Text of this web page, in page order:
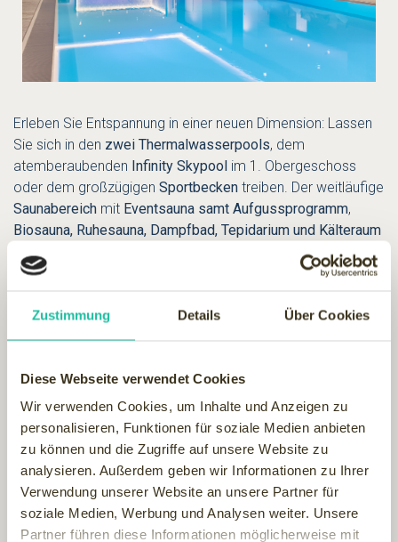
Zustimmung Details Über Cookies
Diese Webseite verwendet Cookies
Wir verwenden Cookies, um Inhalte und Anzeigen zu
personalisieren, Funktionen für soziale Medien anbieten
zu können und die Zugriffe auf unsere Website zu
analysieren. Außerdem geben wir Informationen zu Ihrer
Verwendung unserer Website an unsere Partner für
soziale Medien, Werbung und Analysen weiter. Unsere
Partner führen diese Informationen möglicherweise mit
Erleben Sie Entspannung in einer neuen Dimension: Lassen
Sie sich in den zwei Thermalwasserpools, dem
atemberaubenden Infinity Skypool im 1. Obergeschoss
oder dem großzügigen Sportbecken treiben. Der weitläufige
Saunabereich mit Eventsauna samt Aufgussprogramm,
Biosauna, Ruhesauna, Dampfbad, Tepidarium und Kälteraum
mit 12 Becken
– und das ist bereits im Zimmerpreis
bequemen Liegensowie wohltuende
Textilsauna zum Verweilen ein. Gönnen Sie sich eine
hochwertige Wellnessbehandlungoder eine gezielte
Physiotherapie-Anwendung – die erfahrenen Therapeuten
kümmern sich um Ihr Wohlbefinden.
Auch Aktivität gehört zum Wohlfühlen: Im top
ausgestatteten Fitnessraum kann man sich richtig